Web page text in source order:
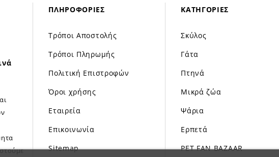
ΠΛΗΡΟΦΟΡΊΕΣ
Τρόποι Αποστολής
Τρόποι Πληρωμής
Πολιτική Επιστροφών
Όροι χρήσης
Εταιρεία
Επικοινωνία
Sitemap
ΚΑΤΗΓΟΡΊΕΣ
Σκύλος
Γάτα
Πτηνά
Μικρά ζώα
Ψάρια
Ερπετά
PET FAN BAZAAR